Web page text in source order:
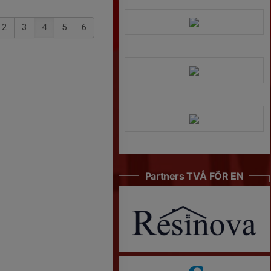
2 3 4 5 6
Partners TVÅ FÖR EN